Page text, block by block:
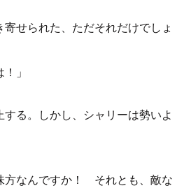
寄せられた、ただそれだけでしょ
」
る。しかし、シャリーは勢いよ
方なんですか！ それとも、敵な